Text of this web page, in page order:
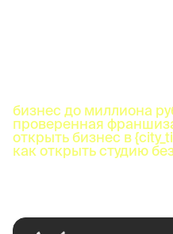
бизнес до миллиона
проверенная
открыть бизнес в
как открыть студию